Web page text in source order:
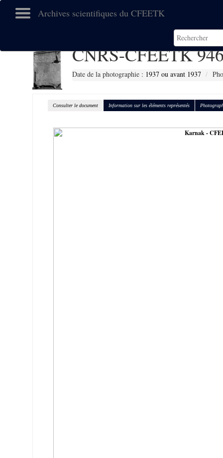
Archives scientifiques du CFEETK
CNRS-CFEETK
Date de la photographie : 1937 ou avant 1937
Consulter le document Information sur les éléments représentés